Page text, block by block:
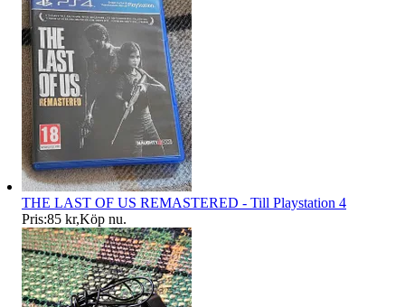
THE LAST OF US REMASTERED - Till Playstation 4
Pris:85 kr,Köp nu.